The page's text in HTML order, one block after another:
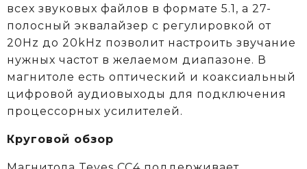
всех звуковых файлов в формате 5.1, а 27-
полосный эквалайзер с регулировкой от
20Hz до 20kHz позволит настроить звучание
нужных частот в желаемом диапазоне. В
магнитоле есть оптический и коаксиальный
цифровой аудиовыходы для подключения
процессорных усилителей.
Круговой обзор